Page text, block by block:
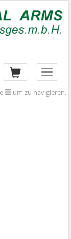
um zu navigieren.